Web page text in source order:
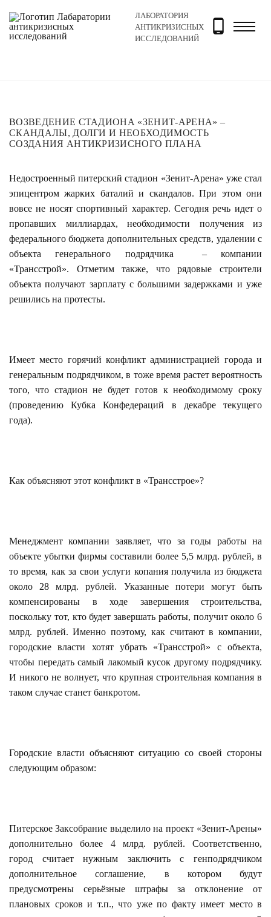
ЛАБОРАТОРИЯ
АНТИКРИЗИСНЫХ
ИССЛЕДОВАНИЙ
Главная Новости и блог Новости Возведение
ВОЗВЕДЕНИЕ СТАДИОНА «ЗЕНИТ-АРЕНА» –
СКАНДАЛЫ, ДОЛГИ И НЕОБХОДИМОСТЬ
СОЗДАНИЯ АНТИКРИЗИСНОГО ПЛАНА
Недостроенный питерский стадион «Зенит-Арена» уже стал
эпицентром жарких баталий и скандалов. При этом они
вовсе не носят спортивный характер. Сегодня речь идет о
пропавших миллиардах, необходимости получения из
федерального бюджета дополнительных средств, удалении с
объекта генерального подрядчика – компании
«Трансстрой». Отметим также, что рядовые строители
объекта получают зарплату с большими задержками и уже
решились на протесты.
Имеет место горячий конфликт администрацией города и
генеральным подрядчиком, в тоже время растет вероятность
того, что стадион не будет готов к необходимому сроку
(проведению Кубка Конфедераций в декабре текущего
года).
Как объясняют этот конфликт в «Трансстрое»?
Менеджмент компании заявляет, что за годы работы на
объекте убытки фирмы составили более 5,5 млрд. рублей, в
то время, как за свои услуги копания получила из бюджета
около 28 млрд. рублей. Указанные потери могут быть
компенсированы в ходе завершения строительства,
поскольку тот, кто будет завершать работы, получит около 6
млрд. рублей. Именно поэтому, как считают в компании,
городские власти хотят убрать «Трансстрой» с объекта,
чтобы передать самый лакомый кусок другому подрядчику.
И никого не волнует, что крупная строительная компания в
таком случае станет банкротом.
Городские власти объясняют ситуацию со своей стороны
следующим образом:
Питерское Заксобрание выделило на проект «Зенит-Арены»
дополнительно более 4 млрд. рублей. Соответственно,
город считает нужным заключить с генподрядчиком
дополнительное соглашение, в котором будут
предусмотрены серьёзные штрафы за отклонение от
плановых сроков и т.п., что уже по факту имеет место в